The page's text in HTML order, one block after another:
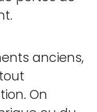
anciens,
On